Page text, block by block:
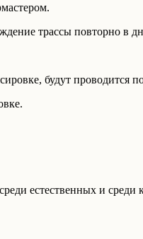
трассы повторно в
будут проводится
естественных и среди